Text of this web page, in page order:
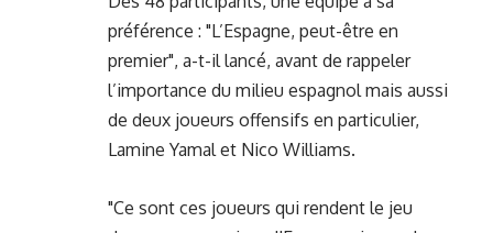
préférence : "L’Espagne, peut-être en
premier", a-t-il lancé, avant de rappeler
l’importance du milieu espagnol mais aussi
de deux joueurs offensifs en particulier,
Lamine Yamal et Nico Williams.
"Ce sont ces joueurs qui rendent le jeu